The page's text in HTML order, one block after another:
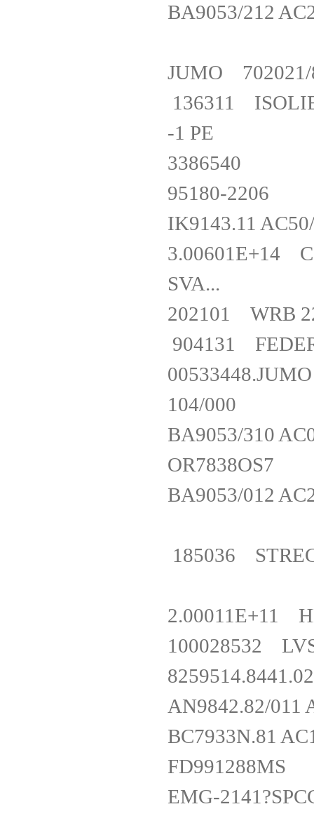
BA9053/212
JUMO
136311
-1 PE
95180-
IK9143.11
3.00601E+14
SVA...
202101
904131
104/000
BA9053/310
BA9053/012
185036
2.00011E+11
100028532
AN9842.82/
BC7933N.81
EMG-